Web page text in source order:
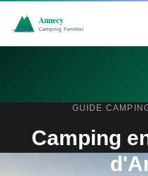
GUIDE
Camping